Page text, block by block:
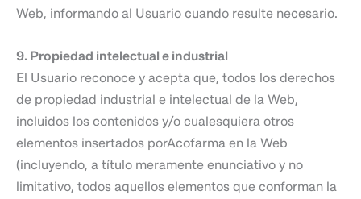
Web, informando al Usuario cuando resulte necesario.
9. Propiedad intelectual e industrial
El Usuario reconoce y acepta que, todos los derechos
de propiedad industrial e intelectual de la Web,
incluidos los contenidos y/o cualesquiera otros
elementos insertados porAcofarma en la Web
(incluyendo, a título meramente enunciativo y no
limitativo, todos aquellos elementos que conforman la